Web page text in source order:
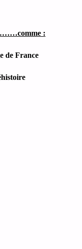
:
de France